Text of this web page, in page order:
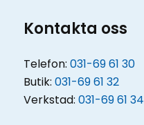
Kontakta oss
Telefon: 031-69 61 30
Butik: 031-69 61 32
Verkstad: 031-69 61 34